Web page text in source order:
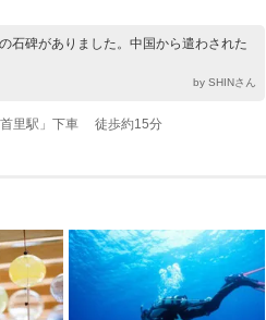
石碑がありました。中国から遣わされた
by SHINさん
首里駅」下車 徒歩約15分